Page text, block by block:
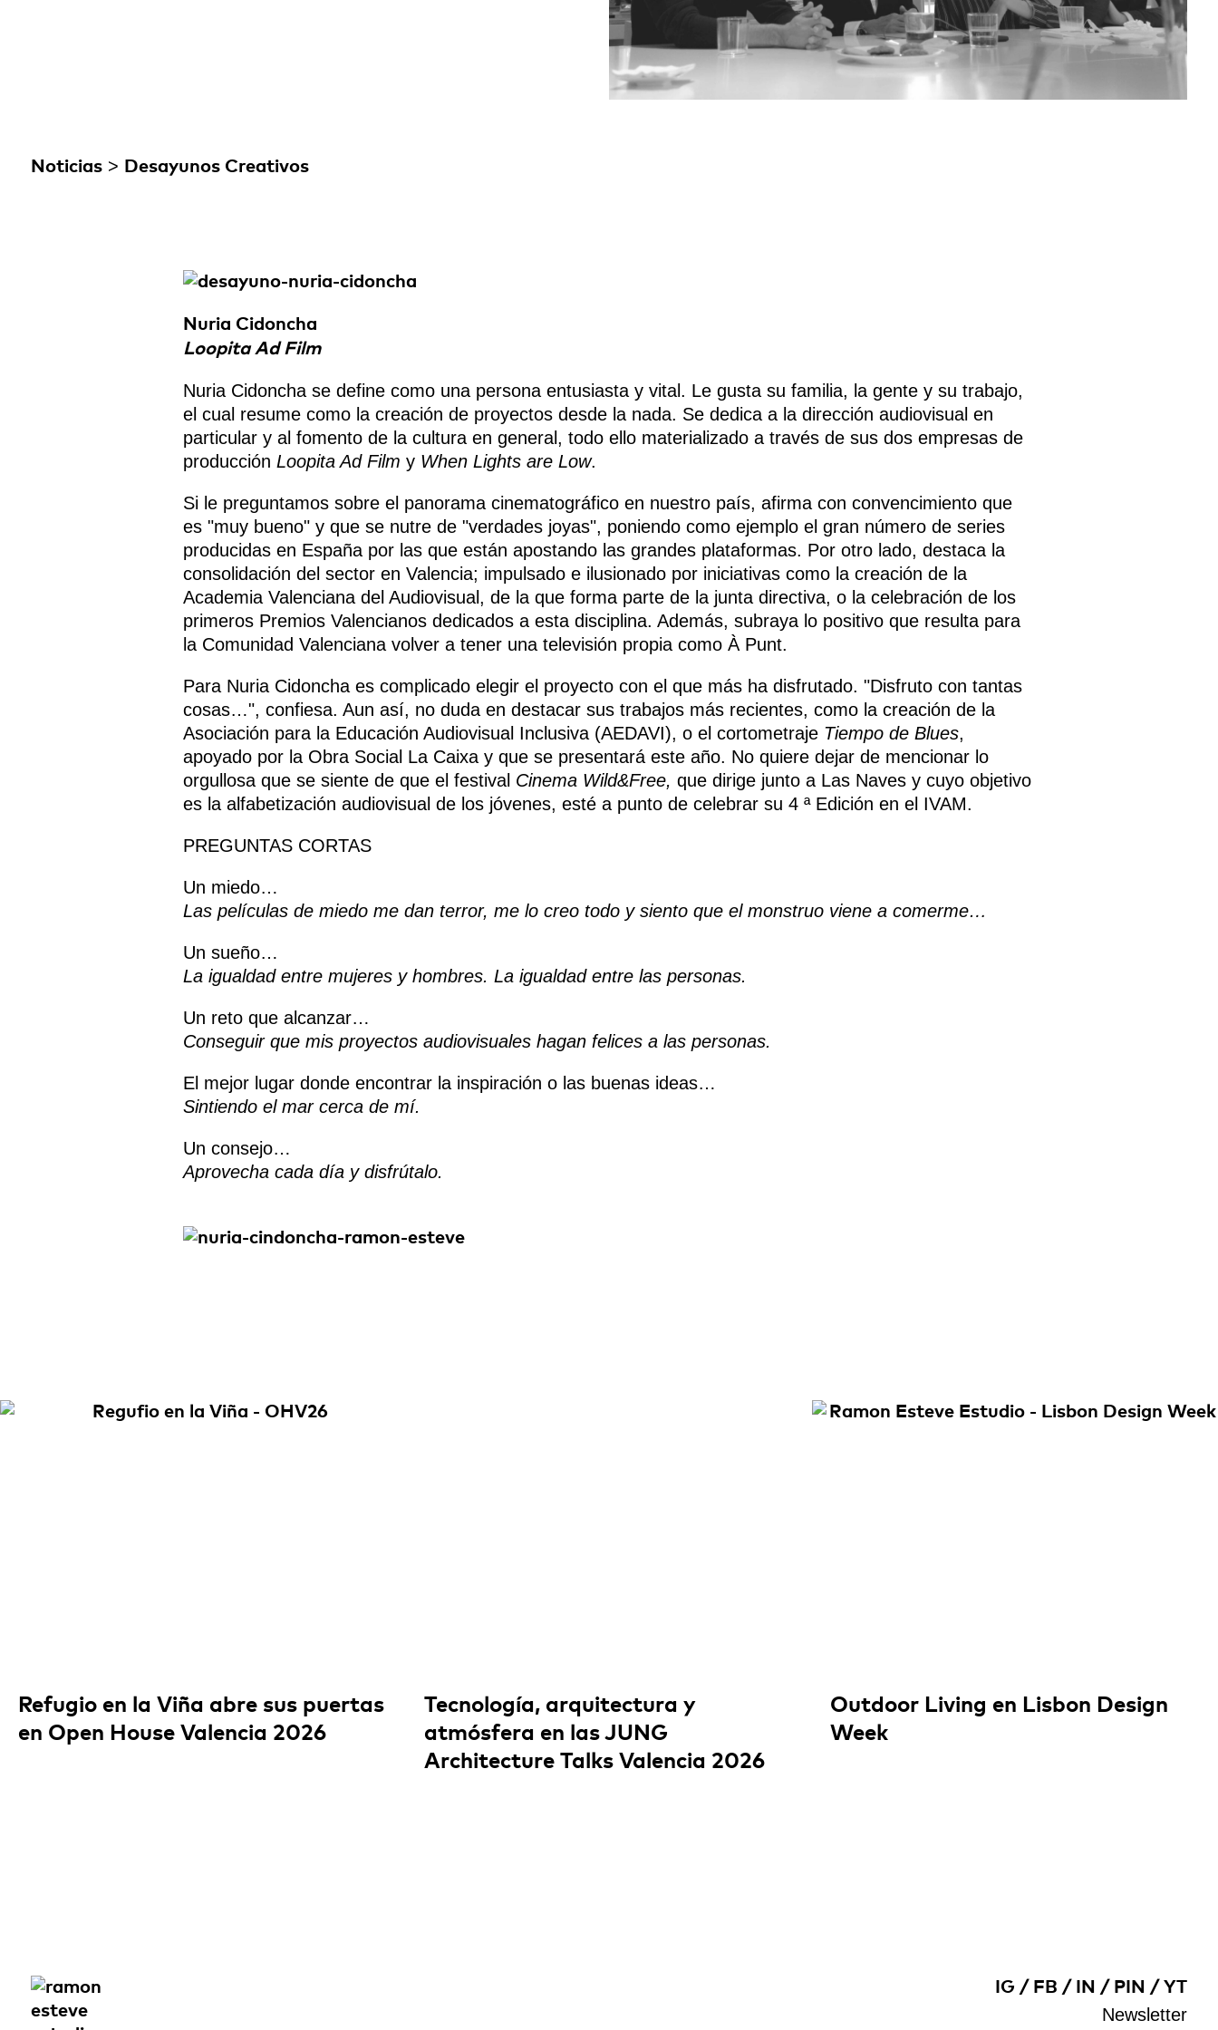
Noticias> Desayunos Creativos
Nuria Cidoncha
Loopita Ad Film
Nuria Cidoncha se define como una persona entusiasta y vital. Le gusta su familia, la gente y su trabajo,
el cual resume como la creación de proyectos desde la nada. Se dedica a la dirección audiovisual en
particular y al fomento de la cultura en general, todo ello materializado a través de sus dos empresas de
producción Loopita Ad Film y When Lights are Low.
Si le preguntamos sobre el panorama cinematográfico en nuestro país, afirma con convencimiento que
es "muy bueno" y que se nutre de "verdades joyas", poniendo como ejemplo el gran número de series
producidas en España por las que están apostando las grandes plataformas. Por otro lado, destaca la
consolidación del sector en Valencia; impulsado e ilusionado por iniciativas como la creación de la
Academia Valenciana del Audiovisual, de la que forma parte de la junta directiva, o la celebración de los
primeros Premios Valencianos dedicados a esta disciplina. Además, subraya lo positivo que resulta para
la Comunidad Valenciana volver a tener una televisión propia como À Punt.
Para Nuria Cidoncha es complicado elegir el proyecto con el que más ha disfrutado. "Disfruto con tantas
cosas…", confiesa. Aun así, no duda en destacar sus trabajos más recientes, como la creación de la
Asociación para la Educación Audiovisual Inclusiva (AEDAVI), o el cortometraje Tiempo de Blues,
apoyado por la Obra Social La Caixa y que se presentará este año. No quiere dejar de mencionar lo
orgullosa que se siente de que el festival Cinema Wild&Free, que dirige junto a Las Naves y cuyo objetivo
es la alfabetización audiovisual de los jóvenes, esté a punto de celebrar su 4 ª Edición en el IVAM.
PREGUNTAS CORTAS
Un miedo…
Las películas de miedo me dan terror, me lo creo todo y siento que el monstruo viene a comerme…
Un sueño…
La igualdad entre mujeres y hombres. La igualdad entre las personas.
Un reto que alcanzar…
Conseguir que mis proyectos audiovisuales hagan felices a las personas.
El mejor lugar donde encontrar la inspiración o las buenas ideas…
Sintiendo el mar cerca de mí.
Un consejo…
Aprovecha cada día y disfrútalo.
Refugio en la Viña abre sus puertas
en Open House Valencia 2026
Tecnología, arquitectura y
atmósfera en las JUNG
Architecture Talks Valencia 2026
Outdoor Living en Lisbon Design
Week
IG / FB / IN / PIN /YT
Newsletter